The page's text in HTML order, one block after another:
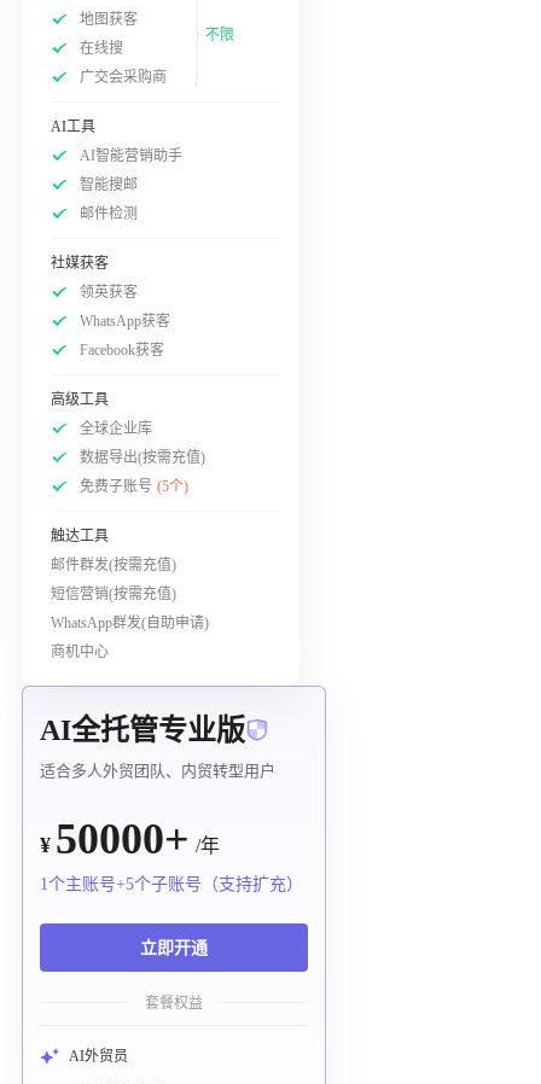
地图获客
在线搜
广交会采购商
不限
AI工具
AI智能营销助手
智能搜邮
邮件检测
社媒获客
领英获客
WhatsApp获客
Facebook获客
高级工具
全球企业库
数据导出(按需充值)
免费子账号 (5个)
触达工具
邮件群发(按需充值)
短信营销(按需充值)
WhatsApp群发(自助申请)
商机中心
AI全托管专业版
适合多人外贸团队、内贸转型用户
¥ 50000+ /年
1个主账号+5个子账号（支持扩充）
立即开通
套餐权益
AI外贸员